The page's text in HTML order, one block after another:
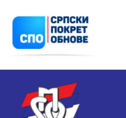
садржај